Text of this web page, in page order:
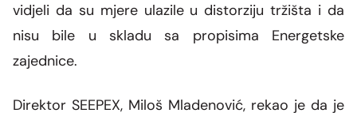
vidjeli da su mjere ulazile u distorziju tržišta i da
nisu bile u skladu sa propisima Energetske
zajednice.
Direktor SEEPEX, Miloš Mladenović, rekao je da je